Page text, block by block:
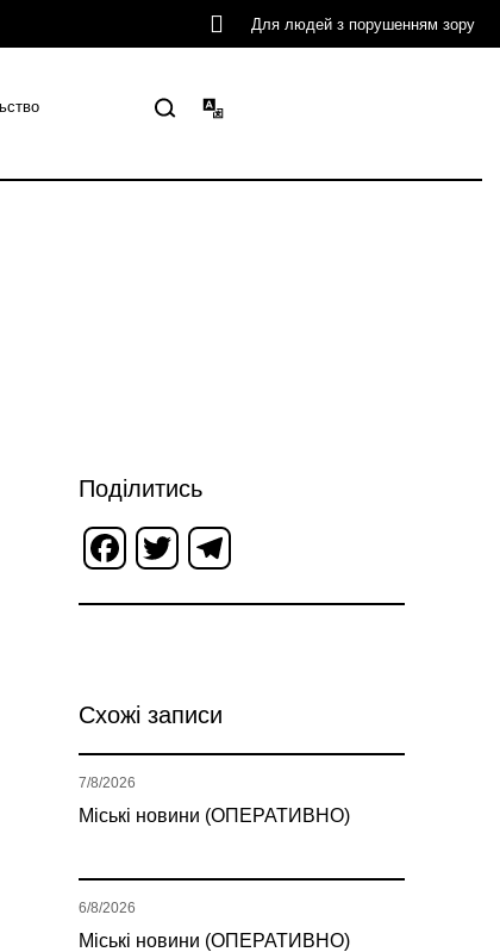
Для людей з порушенням зору
Поділитись
Facebook
Twitter
Схожі записи
Міські новини (ОПЕРАТИВНО)
7/8/2026
Міські новини (ОПЕРАТИВНО)
6/8/2026